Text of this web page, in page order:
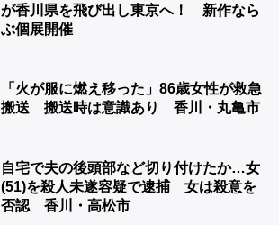
が香川県を飛び出し東京へ！ 新作なら
ぶ個展開催
「火が服に燃え移った」86歳女性が救急
搬送 搬送時は意識あり 香川・丸亀市
自宅で夫の後頭部など切り付けたか…女
(51)を殺人未遂容疑で逮捕 女は殺意を
否認 香川・高松市